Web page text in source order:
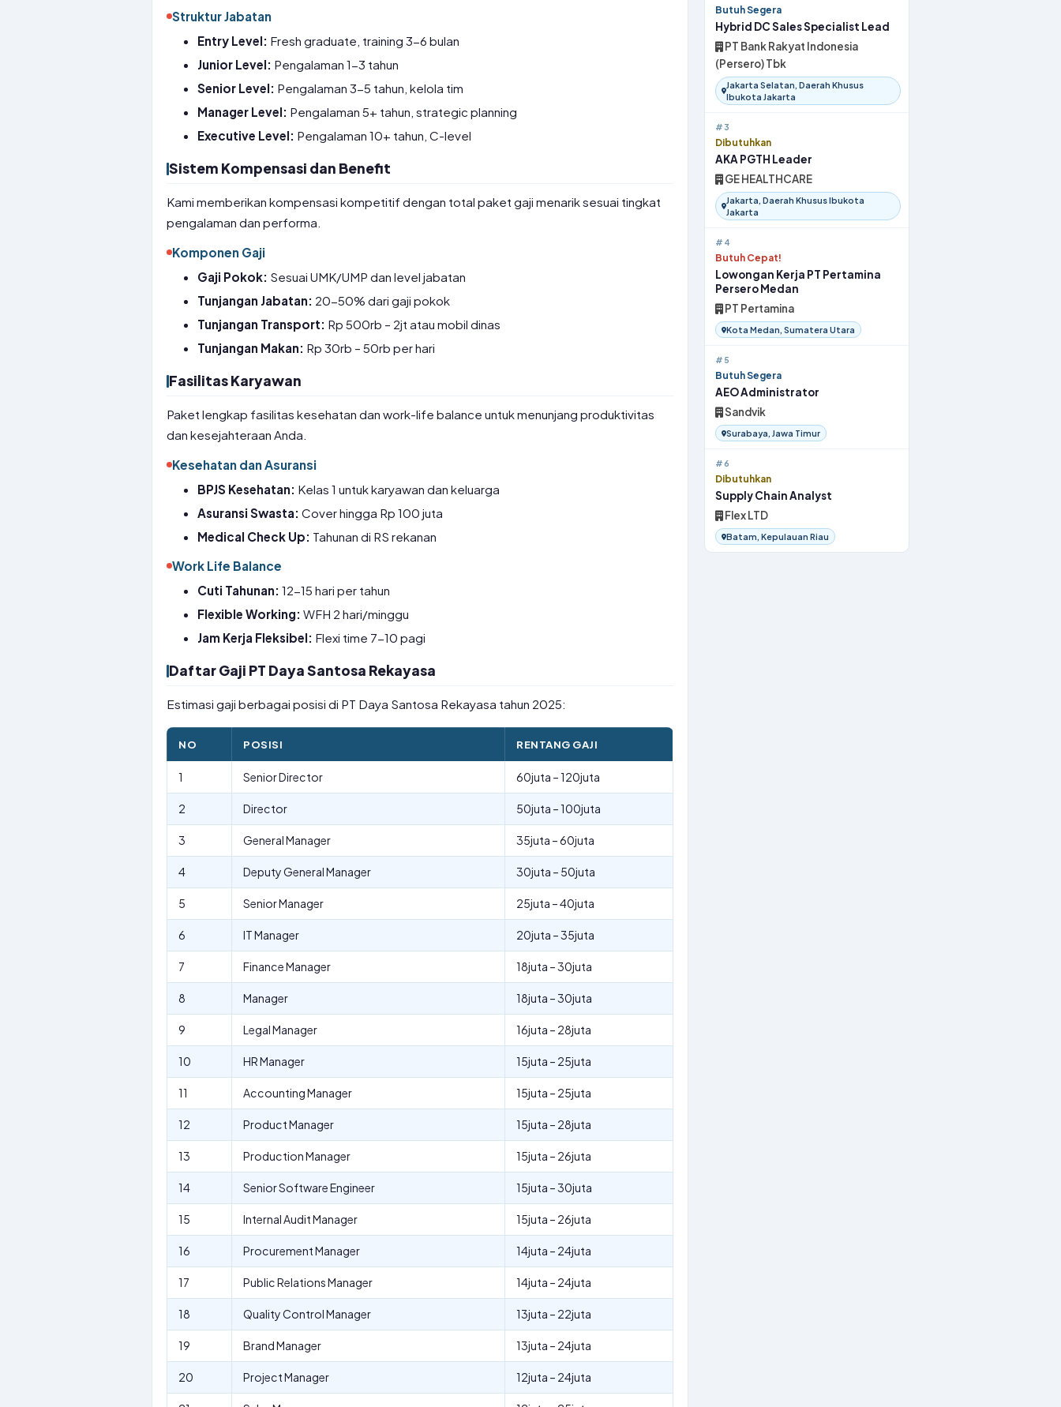
Struktur Jabatan
Entry Level: Fresh graduate, training 3-6 bulan
Junior Level: Pengalaman 1-3 tahun
Senior Level: Pengalaman 3-5 tahun, kelola tim
Manager Level: Pengalaman 5+ tahun, strategic planning
Executive Level: Pengalaman 10+ tahun, C-level
Sistem Kompensasi dan Benefit
Kami memberikan kompensasi kompetitif dengan total paket gaji menarik sesuai tingkat
pengalaman dan performa.
Komponen Gaji
Gaji Pokok: Sesuai UMK/UMP dan level jabatan
Tunjangan Jabatan: 20-50% dari gaji pokok
Tunjangan Transport: Rp 500rb – 2jt atau mobil dinas
Tunjangan Makan: Rp 30rb – 50rb per hari
Fasilitas Karyawan
Paket lengkap fasilitas kesehatan dan work-life balance untuk menunjang produktivitas
dan kesejahteraan Anda.
Kesehatan dan Asuransi
BPJS Kesehatan: Kelas 1 untuk karyawan dan keluarga
Asuransi Swasta: Cover hingga Rp 100 juta
Medical Check Up: Tahunan di RS rekanan
Work Life Balance
Cuti Tahunan: 12-15 hari per tahun
Flexible Working: WFH 2 hari/minggu
Jam Kerja Fleksibel: Flexi time 7-10 pagi
Daftar Gaji PT Daya Santosa Rekayasa
Estimasi gaji berbagai posisi di PT Daya Santosa Rekayasa tahun 2025:
NO POSISI RENTANG GAJI
1 Senior Director 60juta – 120juta
2 Director 50juta – 100juta
3 General Manager 35juta – 60juta
4 Deputy General Manager 30juta – 50juta
5 Senior Manager 25juta – 40juta
6 IT Manager 20juta – 35juta
7 Finance Manager 18juta – 30juta
8 Manager 18juta – 30juta
9 Legal Manager 16juta – 28juta
10 HR Manager 15juta – 25juta
11 Accounting Manager 15juta – 25juta
12 Product Manager 15juta – 28juta
13 Production Manager 15juta – 26juta
14 Senior Software Engineer 15juta – 30juta
15 Internal Audit Manager 15juta – 26juta
16 Procurement Manager 14juta – 24juta
17 Public Relations Manager 14juta – 24juta
18 Quality Control Manager 13juta – 22juta
19 Brand Manager 13juta – 24juta
20 Project Manager 12juta – 24juta
Butuh Segera
Hybrid DC Sales Specialist Lead
PT Bank Rakyat Indonesia
(Persero) Tbk
Jakarta Selatan, Daerah Khusus
Ibukota Jakarta
#3
Dibutuhkan
AKA PGTH Leader
GE HEALTHCARE
Jakarta, Daerah Khusus Ibukota
Jakarta
#4
Butuh Cepat!
Lowongan Kerja PT Pertamina
Persero Medan
PT Pertamina
Kota Medan, Sumatera Utara
#5
Butuh Segera
AEO Administrator
Sandvik
Surabaya, Jawa Timur
#6
Dibutuhkan
Supply Chain Analyst
Flex LTD
Batam, Kepulauan Riau